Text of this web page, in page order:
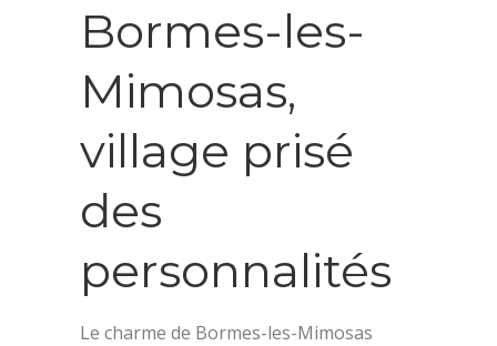
Bormes-les-
Mimosas,
village prisé
des
personnalités
Le charme de Bormes-les-Mimosas